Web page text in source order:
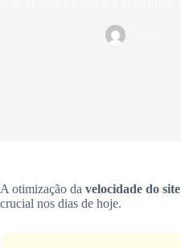
A otimização da velocidade do site
crucial nos dias de hoje.